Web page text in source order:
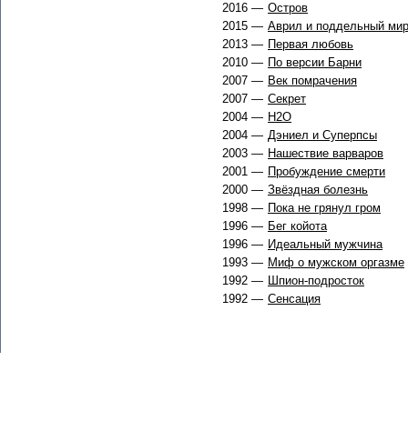
2016 — Остров
2015 — Аврил и поддельный мир
2013 — Первая любовь
2010 — По версии Барни
2007 — Век помрачения
2007 — Секрет
2004 — Н2O
2004 — Дэниел и Суперпсы
2003 — Нашествие варваров
2001 — Пробуждение смерти
2000 — Звёздная болезнь
1998 — Пока не грянул гром
1996 — Бег койота
1996 — Идеальный мужчина
1993 — Миф о мужском оргазме
1992 — Шпион-подросток
1992 — Сенсация